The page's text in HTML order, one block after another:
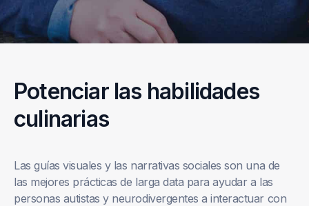
Potenciar las habilidades
culinarias
Las guías visuales y las narrativas sociales son una de
las mejores prácticas de larga data para ayudar a las
personas autistas y neurodivergentes a interactuar con